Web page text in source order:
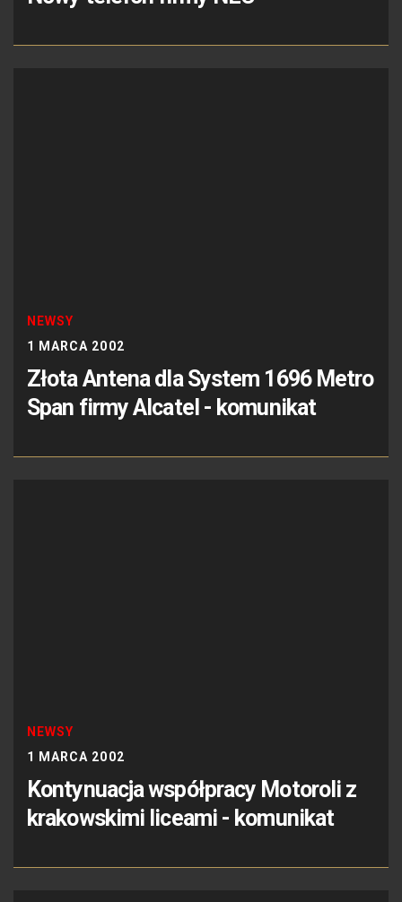
NEWSY
1 MARCA 2002
Złota Antena dla System 1696 Metro
Span firmy Alcatel - komunikat
NEWSY
1 MARCA 2002
Kontynuacja współpracy Motoroli z
krakowskimi liceami - komunikat